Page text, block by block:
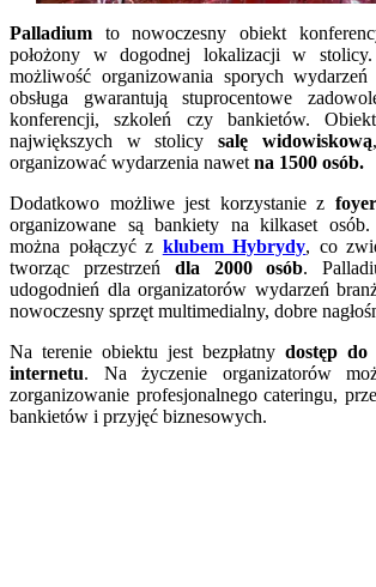
Palladium to nowoczesny obiekt
położony w dogodnej lokalizacji w
możliwość organizowania sporych
obsługa gwarantują stuprocentowe
konferencji, szkoleń czy bankietów.
największych w stolicysalę widowiskową
organizować wydarzenia nawet na 1500 osób.
Dodatkowo możliwe jest korzystanie z foyer
organizowane są bankiety na kilkaset
można połączyć z klubem Hybrydy, co
tworząc przestrzeń dla 2000 osób.
udogodnień dla organizatorów wydarzeń
nowoczesny sprzęt multimedialny, dobre
Na terenie obiektu jest bezpłatny dostęp do
internetu. Na życzenie organizatorów
zorganizowanie profesjonalnego cateringu,
bankietów i przyjęć biznesowych.